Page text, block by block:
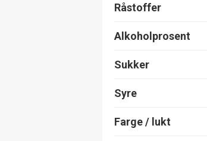
Råstoffer
Alkoholprosent
Sukker
Syre
Farge / lukt